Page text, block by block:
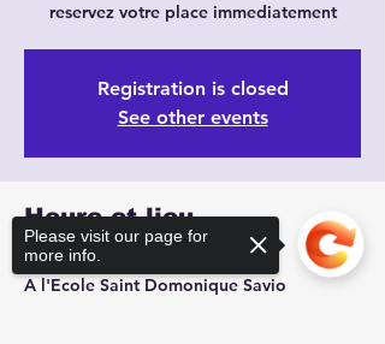
reservez votre place immediatement
Registration is closed
See other events
Heure et lieu
17 août 2023, 09:00
A l'Ecole Saint Domonique Savio
Please visit our page for
more info.